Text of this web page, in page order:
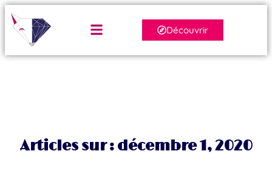
Découvrir
Articles sur : décembre 1, 2020